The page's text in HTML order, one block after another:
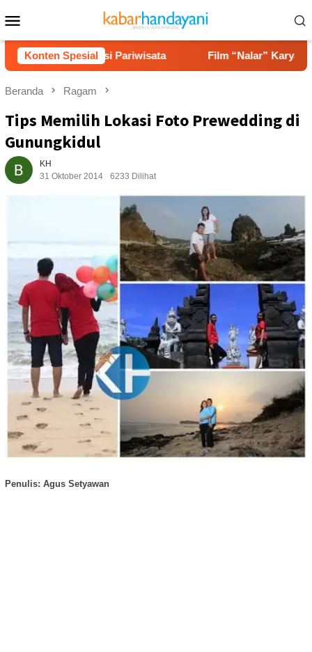
ke
kontenMobile
Konten Spesial
Potensi Pariwisata Film “Nalar” Karya Guru SD
Beranda Ragam
Tips Memilih Lokasi Foto Prewedding di
Gunungkidul
KH
31 Oktober 2014
6233 Dilihat
Penulis: Agus Setyawan